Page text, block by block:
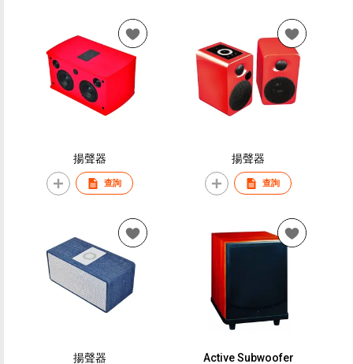
揚聲器
查詢
揚聲器
查詢
揚聲器 Active Subwoofer